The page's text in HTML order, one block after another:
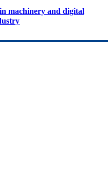
machinery and digital